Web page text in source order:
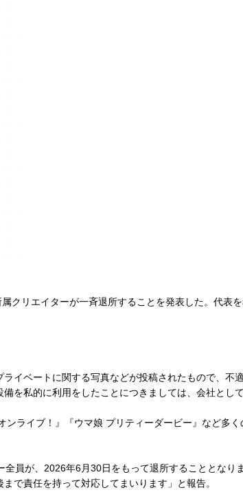
リエイターが一斉退所することを発表した。代表
イベートに関する写真などが投稿されたもので、不
を私的に利用をしたことにつきましては、会社とし
ライブ！』『ウマ娘 プリティーダービー』など多
員が、2026年6月30日をもって退所することとなり
で責任を持って対応してまいります」と報告。